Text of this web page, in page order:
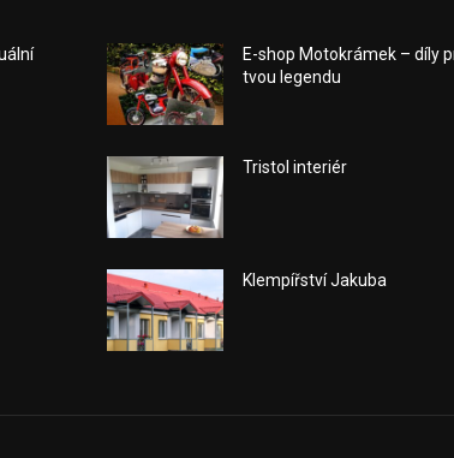
E-shop Motokrámek – díly
tvou legendu
Tristol interiér
Klempířství Jakuba